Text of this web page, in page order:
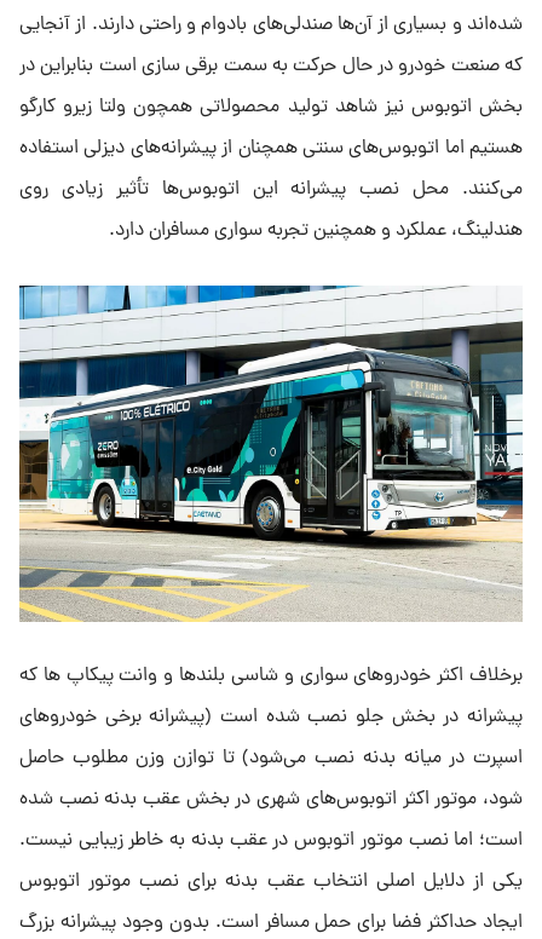
شده‌اند و بسیاری از آن‌ها صندلی‌های بادوام و راحتی دارند. از آنجایی
که صنعت خودرو در حال حرکت به سمت برقی سازی است بنابراین در
بخش اتوبوس نیز شاهد تولید محصولاتی همچون ولتا زیرو کارگو
هستیم اما اتوبوس‌های سنتی همچنان از پیشرانه‌های دیزلی استفاده
می‌کنند. محل نصب پیشرانه این اتوبوس‌ها تأثیر زیادی روی
هندلینگ، عملکرد و همچنین تجربه سواری مسافران دارد.
برخلاف اکثر خودروهای سواری و شاسی بلندها و وانت پیکاپ ها که
پیشرانه در بخش جلو نصب شده است (پیشرانه برخی خودروهای
اسپرت در میانه بدنه نصب می‌شود) تا توازن وزن مطلوب حاصل
شود، موتور اکثر اتوبوس‌های شهری در بخش عقب بدنه نصب شده
است؛ اما نصب موتور اتوبوس در عقب بدنه به خاطر زیبایی نیست.
یکی از دلایل اصلی انتخاب عقب بدنه برای نصب موتور اتوبوس
ایجاد حداکثر فضا برای حمل مسافر است. بدون وجود پیشرانه بزرگ